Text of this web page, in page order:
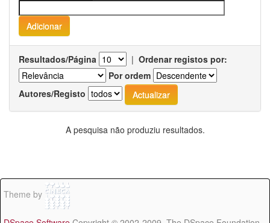
Resultados/Página | Ordenar registos por:
Por ordem
Autores/Registo
A pesquisa não produziu resultados.
Theme by